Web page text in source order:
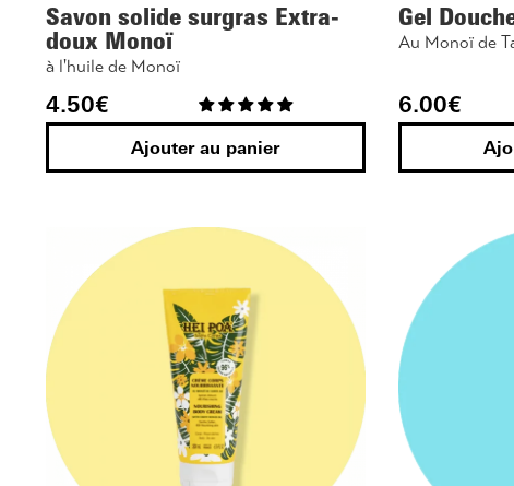
Savon solide surgras Extra-
doux Monoï
à l'huile de Monoï
4.50€
Ajouter au panier
Gel
Au Monoï de
6.00€